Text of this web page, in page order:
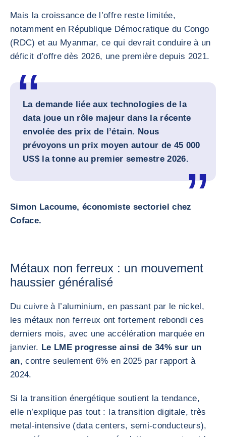
Mais la croissance de l’offre reste limitée,
notamment en République Démocratique du Congo
(RDC) et au Myanmar, ce qui devrait conduire à un
déficit d’offre dès 2026, une première depuis 2021.
La demande liée aux technologies de la
data joue un rôle majeur dans la récente
envolée des prix de l’étain. Nous
prévoyons un prix moyen autour de 45 000
US$ la tonne au premier semestre 2026.
Simon Lacoume, économiste sectoriel chez
Coface.
Métaux non ferreux : un mouvement
haussier généralisé
Du cuivre à l’aluminium, en passant par le nickel,
les métaux non ferreux ont fortement rebondi ces
derniers mois, avec une accélération marquée en
janvier. Le LME progresse ainsi de 34% sur un
an, contre seulement 6% en 2025 par rapport à
2024.
Si la transition énergétique soutient la tendance,
elle n’explique pas tout : la transition digitale, très
metal-intensive (data centers, semi-conducteurs),